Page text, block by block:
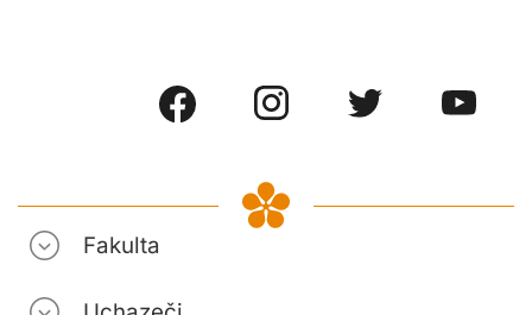
Fakulta